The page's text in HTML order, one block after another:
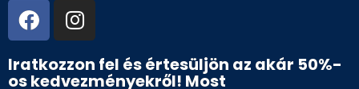
Iratkozzon fel és értesüljön az akár 50%-
os kedvezményekről! Most